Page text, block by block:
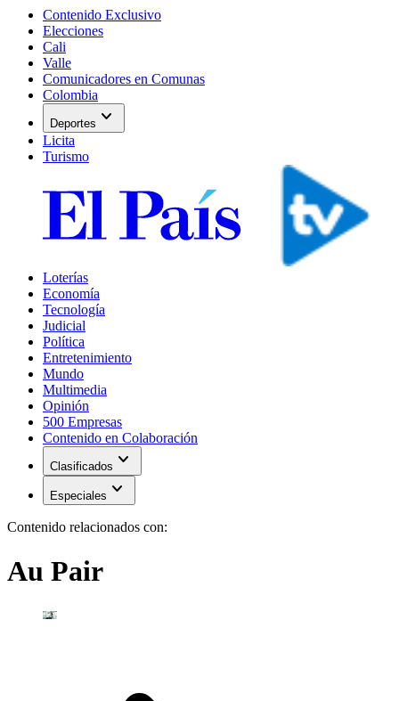
Contenido Exclusivo
Elecciones
Cali
Valle
Comunicadores en Comunas
Colombia
Deportes expand_more
Licita
Turismo
Loterías
Economía
Tecnología
Judicial
Política
Entretenimiento
Mundo
Multimedia
Opinión
500 Empresas
Contenido en Colaboración
Clasificados expand_more
Especiales expand_more
Contenido relacionados con:
Au Pair